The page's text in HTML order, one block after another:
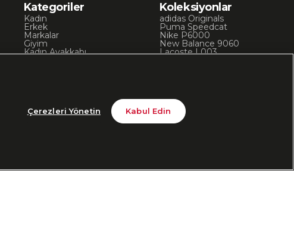
Kategoriler
Kadın
Erkek
Markalar
Giyim
Kadın Ayakkabı
Koleksiyonlar
adidas Originals
Puma Speedcat
Nike P6000
New Balance 9060
Lacoste L003
Çerezleri Yönetin Kabul Edin